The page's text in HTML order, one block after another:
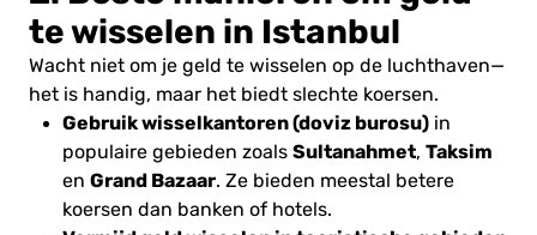
te wisselen in Istanbul
Wacht niet om je geld te wisselen op de luchthaven—
het is handig, maar het biedt slechte koersen.
Gebruik wisselkantoren (doviz burosu) in
populaire gebieden zoals Sultanahmet, Taksim
en Grand Bazaar. Ze bieden meestal betere
koersen dan banken of hotels.